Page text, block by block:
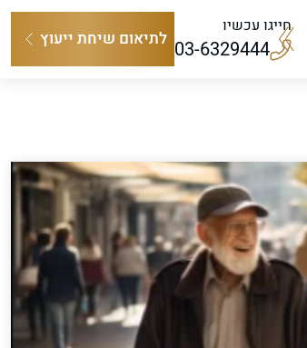
חייגו עכשיו
03-6329444 לתיאום שיחת ייעוץ